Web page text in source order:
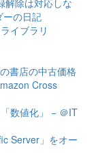
解除は対応しな
ーの日記
イブラリ
書店の中古価格
Cross
数値化」 − ＠IT
Server」をオー